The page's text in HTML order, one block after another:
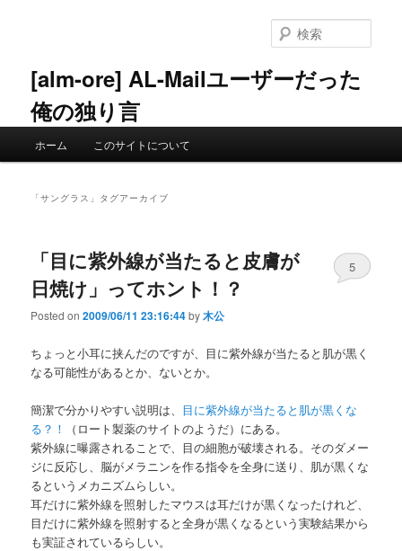
ン
へ
ツ
移
[alm-ore] AL-Mailユーザーだった
俺の独り言
索
ホーム このサイトについて
「サングラス 」タグアーカイブ
「目に紫外線が当たると皮膚が
日焼け」ってホント！？
Posted on2009/06/11 23:16:44by木公
5
ちょっと小耳に挟んだのですが、目に紫外線が当たると肌が黒く
なる可能性があるとか、ないとか。
簡潔で分かりやすい説明は、 目に紫外線が当たると肌が黒くな
る？！
（ロート製薬のサイトのようだ）にある。
紫外線に曝露されることで、目の細胞が破壊される。そのダメー
ジに反応し、脳がメラニンを作る指令を全身に送り、肌が黒くな
るというメカニズムらしい。
耳だけに紫外線を照射したマウスは耳だけが黒くなったけれど、
目だけに紫外線を照射すると全身が黒くなるという実験結果から
も実証されているらしい。